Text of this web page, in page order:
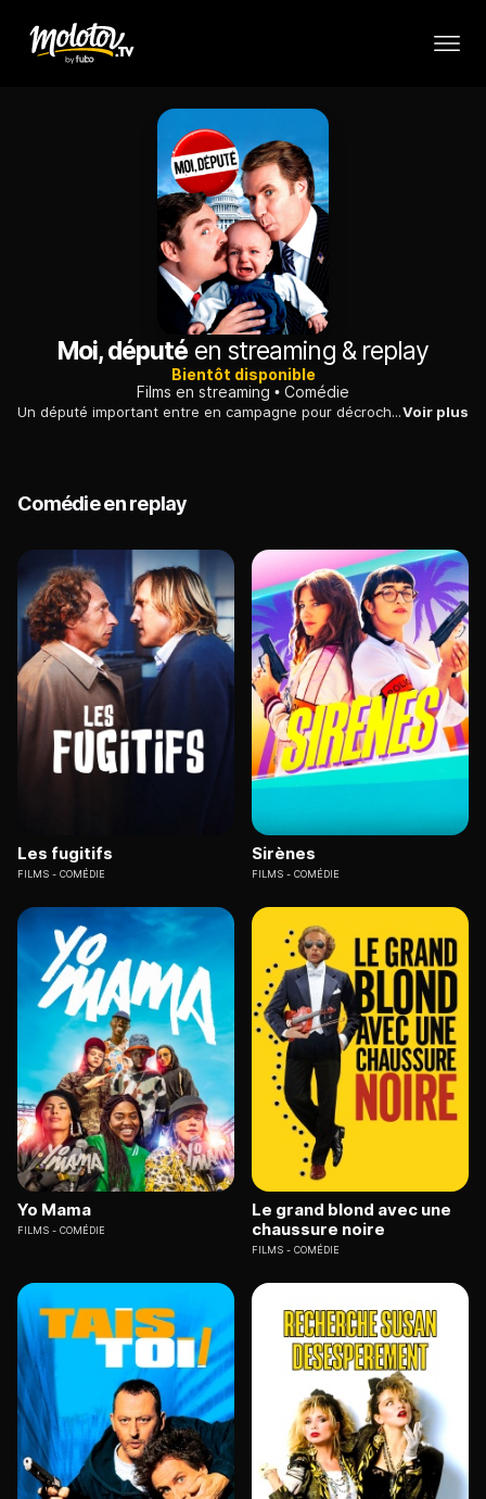
Moi, député en streaming & replay
Bientôt disponible
Films en streaming
Comédie
Un député important entre en campagne pour décrocher un cinquième mandat consécutif, mais un homme va l'obliger à se livrer à une bataille électorale coriace.Voir plus
Comédie en replay
Les fugitifs
FILMS COMÉDIE
Sirènes
FILMS COMÉDIE
Yo Mama
FILMS COMÉDIE
Le grand blond avec une
chaussure noire
FILMS COMÉDIE